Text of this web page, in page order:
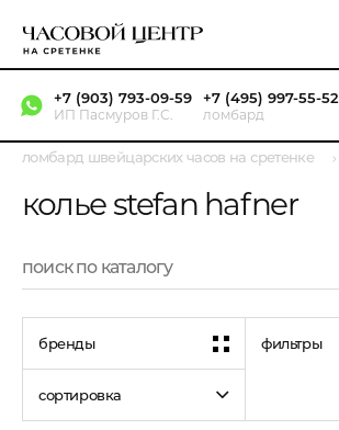
+7 (903) 793-09-59
ИП Пасмуров Г.С.
+7 (495) 997-55-52
ломбард
ломбард швейцарских часов на сретенке
колье stefan hafner
бренды фильтры
сортировка